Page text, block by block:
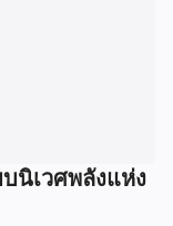
นิเวศพลังแห่ง